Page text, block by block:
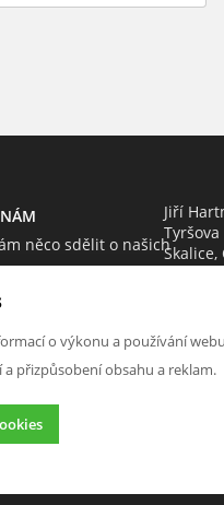
něco sdělit o našich
napsat.
zprávu
Jiří
Tyršova
Skalice,
o výkonu a používání
přizpůsobení obsahu a reklam.